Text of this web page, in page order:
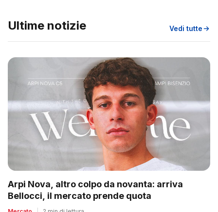
Ultime notizie Vedi tutte
Arpi Nova, altro colpo da novanta: arriva
Bellocci, il mercato prende quota